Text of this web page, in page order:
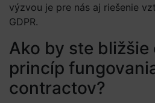
výzvou je pre nás aj riešenie
GDPR.
Ako by ste bližšie
princíp
contractov?